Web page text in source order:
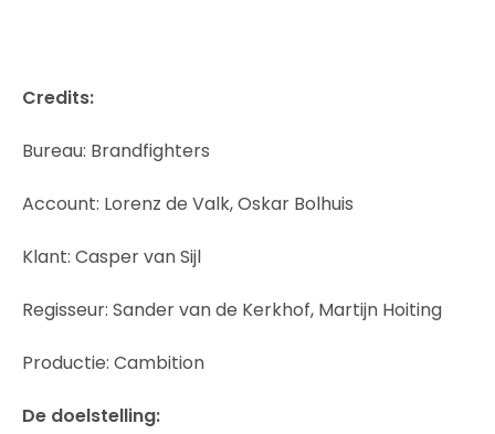
Credits:
Bureau: Brandfighters
Account: Lorenz de Valk, Oskar Bolhuis
Klant: Casper van Sijl
Regisseur: Sander van de Kerkhof, Martijn Hoiting
Productie: Cambition
De doelstelling: